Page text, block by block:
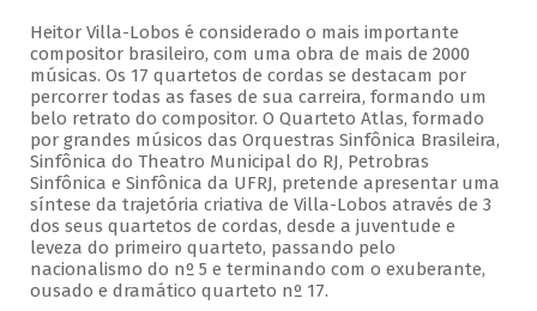
Heitor Villa-Lobos é considerado o mais importante
compositor brasileiro, com uma obra de mais de 2000
músicas. Os 17 quartetos de cordas se destacam por
percorrer todas as fases de sua carreira, formando um
belo retrato do compositor. O Quarteto Atlas, formado
por grandes músicos das Orquestras Sinfônica Brasileira,
Sinfônica do Theatro Municipal do RJ, Petrobras
Sinfônica e Sinfônica da UFRJ, pretende apresentar uma
síntese da trajetória criativa de Villa-Lobos através de 3
dos seus quartetos de cordas, desde a juventude e
leveza do primeiro quarteto, passando pelo
nacionalismo do nº 5 e terminando com o exuberante,
ousado e dramático quarteto nº 17.